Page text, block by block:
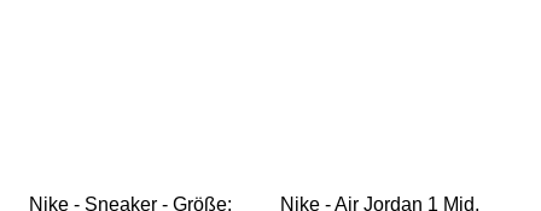
Nike - Sneaker - Größe: Nike - Air Jordan 1 Mid,